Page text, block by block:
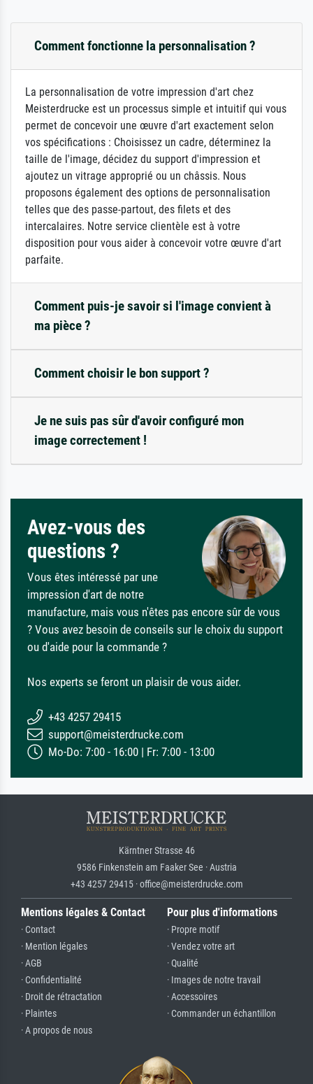
Comment fonctionne la personnalisation ?
La personnalisation de votre impression d'art chez
Meisterdrucke est un processus simple et intuitif qui vous
permet de concevoir une œuvre d'art exactement selon
vos spécifications : Choisissez un cadre, déterminez la
taille de l'image, décidez du support d'impression et
ajoutez un vitrage approprié ou un châssis. Nous
proposons également des options de personnalisation
telles que des passe-partout, des filets et des
intercalaires. Notre service clientèle est à votre
disposition pour vous aider à concevoir votre œuvre d'art
parfaite.
Comment puis-je savoir si l'image convient à
ma pièce ?
Comment choisir le bon support ?
Je ne suis pas sûr d'avoir configuré mon
image correctement !
Avez-vous des
questions ?
Vous êtes intéressé par une
impression d'art de notre
manufacture, mais vous n'êtes pas encore sûr de vous
? Vous avez besoin de conseils sur le choix du support
ou d'aide pour la commande ?
Nos experts se feront un plaisir de vous aider.
+43 4257 29415
support@meisterdrucke.com
Mo-Do: 7:00 - 16:00 | Fr: 7:00 - 13:00
Kärntner Strasse 46
9586 Finkenstein am Faaker See · Austria
+43 4257 29415 · office@meisterdrucke.com
Mentions légales & Contact
· Contact
· Mention légales
· AGB
· Confidentialité
· Droit de rétractation
· Plaintes
· A propos de nous
Pour plus d'informations
· Propre motif
· Vendez votre art
· Qualité
· Images de notre travail
· Accessoires
· Commander un échantillon